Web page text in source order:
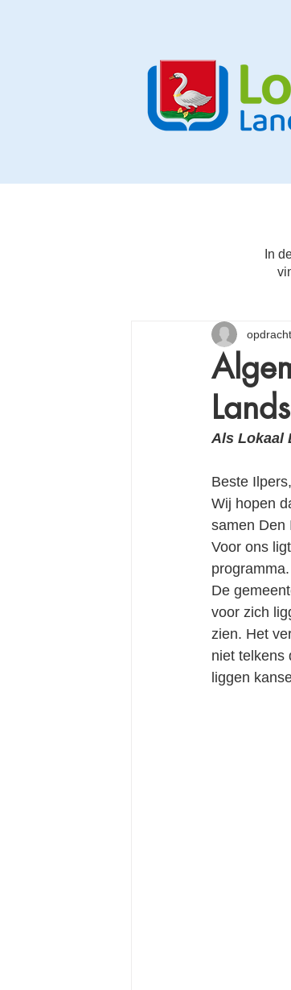
In
Als Lokaal
Beste
Wij hopen
samen Den
Voor ons
De
voor zich
zien. Het
niet telkens
liggen